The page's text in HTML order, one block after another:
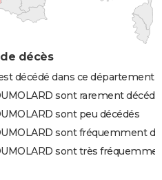
de décès
décédé dans ce département
sont rarement
sont peu décédés
sont fréquemment
sont très